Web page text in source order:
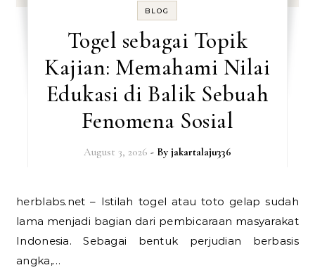
BLOG
Togel sebagai Topik
Kajian: Memahami Nilai
Edukasi di Balik Sebuah
Fenomena Sosial
August 3, 2026 - By jakartalaju336
herblabs.net – Istilah togel atau toto gelap sudah
lama menjadi bagian dari pembicaraan masyarakat
Indonesia. Sebagai bentuk perjudian berbasis
angka,…